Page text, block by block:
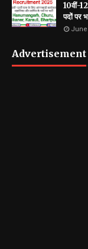
10वीं-
पदों पर
June
Advertisement